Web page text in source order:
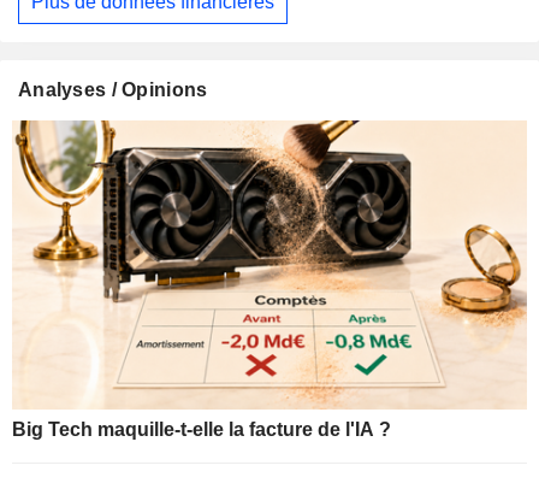
Analyses / Opinions
Big Tech maquille-t-elle la facture de l'IA ?